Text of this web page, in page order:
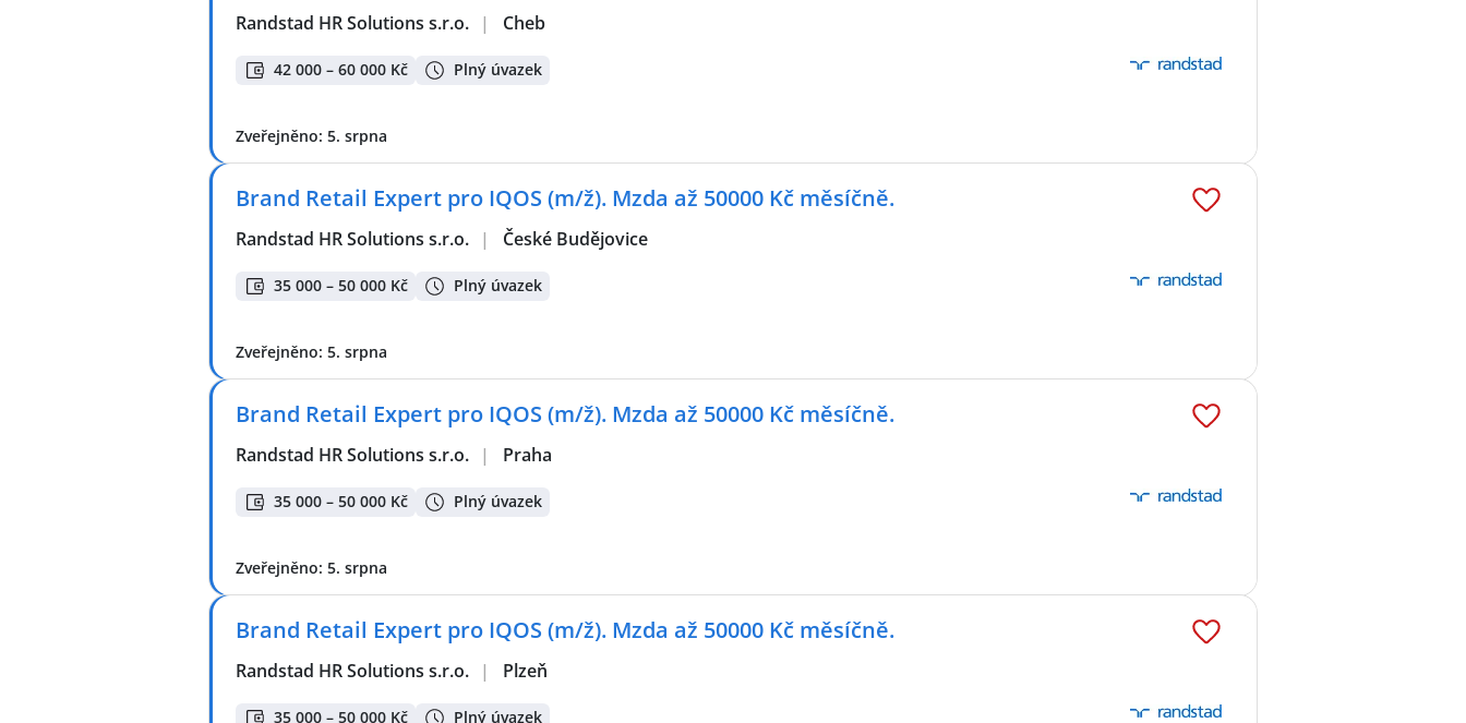
Randstad HR Solutions s.r.o. | Cheb
42 000 – 60 000 Kč Plný úvazek
Zveřejněno: 5. srpna
Brand Retail Expert pro IQOS (m/ž). Mzda až 50000 Kč měsíčně.
Randstad HR Solutions s.r.o. | České Budějovice
35 000 – 50 000 Kč Plný úvazek
Zveřejněno: 5. srpna
Brand Retail Expert pro IQOS (m/ž). Mzda až 50000 Kč měsíčně.
Randstad HR Solutions s.r.o. | Praha
35 000 – 50 000 Kč Plný úvazek
Zveřejněno: 5. srpna
Brand Retail Expert pro IQOS (m/ž). Mzda až 50000 Kč měsíčně.
Randstad HR Solutions s.r.o. | Plzeň
35 000 – 50 000 Kč Plný úvazek